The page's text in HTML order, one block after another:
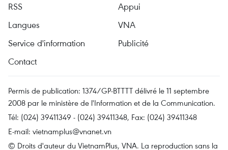
RSS
Appui
Langues
VNA
Service d'information
Publicité
Contact
Permis de publication: 1374/GP-BTTTT délivré le 11 septembre
2008 par le ministère de l'Information et de la Communication.
Tél: (024) 39411349 - (024) 39411348, Fax: (024) 39411348
E-mail: vietnamplus@vnanet.vn
© Droits d'auteur du VietnamPlus, VNA. La reproduction sans la